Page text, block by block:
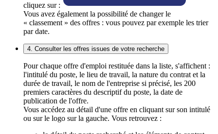
cliquez sur :
Vous avez également la possibilité de changer le
« classement » des offres : vous pouvez par exemple les trier
par date.
4. Consulter les offres issues de votre recherche
Pour chaque offre d'emploi restituée dans la liste, s'affichent :
l'intitulé du poste, le lieu de travail, la nature du contrat et la
durée de travail, le nom de l'entreprise si précisé, les 200
premiers caractères du descriptif du poste, la date de
publication de l'offre.
Vous accédez au détail d'une offre en cliquant sur son intitulé
ou sur le logo sur la gauche. Vous retrouvez :